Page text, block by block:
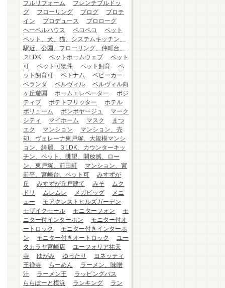
フルリフォーム
フレンチブルドッ
グ
フローリング ブログ
プロテ
イン
プロデュース
プロローグ
ヘーベルハウス
ペコペコ
ペット
ペット、犬、猫、システムキッチン、
駅近、公園、フローリング、仲町台、
２LDK
ペットホームウェブ
ペット
可
ペット可物件 ペット飼育
ペ
ット飼育可
ベトナム
ベビーカー
ベランダ
ベルヴィル
ベルヴィル向
ヶ丘遊園
ホームエレベーター
ポジ
ティブ
ポテトフリッター
ホテル
ボリューム
ボンボヤージュ
マーク
シティ
マイホーム マスク
まつ
エク
マンション
マンション、売
却、ヴェレーナ東戸塚、大規模マンシ
ョン、綺麗、３LDK、カウンターキッ
チン、ペット、眺望、開放感、ロー
ン、東戸塚、前田町
マンション、宮
前平、宮崎台、ペット可
みすずが
丘
みすずが丘戸建て みそ
ムク
ドリ
ムレムレ メガビッグ
メニ
ュー
モアクレストヒルズガーデン
モザイクモール
モニターフォン
モ
ニター付インターホン
モニター付オ
ートロック
モニター付きインターホ
ン
モニター付きオートロック
ユー
タカラヤ宮崎店
ユーフォリア祐天
寺
ゆがみ ゆったり
ヨネッティ
王禅寺
らーめん
ラーメン、味噌
汁
ラーメン王
ラッピングバス
ららぽーと横浜
ランキング
ラン